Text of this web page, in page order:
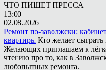
ЧТО ПИШЕТ ПРЕССА
13:00
02.08.2026
Ремонт по-заволжски:
квартиры Кто желает
Желающих приглашаем к
чтению про то, как в
любопытных ремонта.